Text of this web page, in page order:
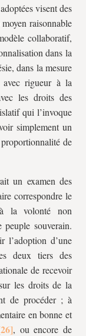
visent des
raisonnable
collaboratif,
dans la
dans la mesure
rigueur à la
les droits des
qui l’invoque
simplement un
de
un examen des
correspondre le
la volonté non
souverain.
l’adoption d’une
deux tiers des
de recevoir
les droits de la
de procéder ; à
en bonne et
, ou encore de